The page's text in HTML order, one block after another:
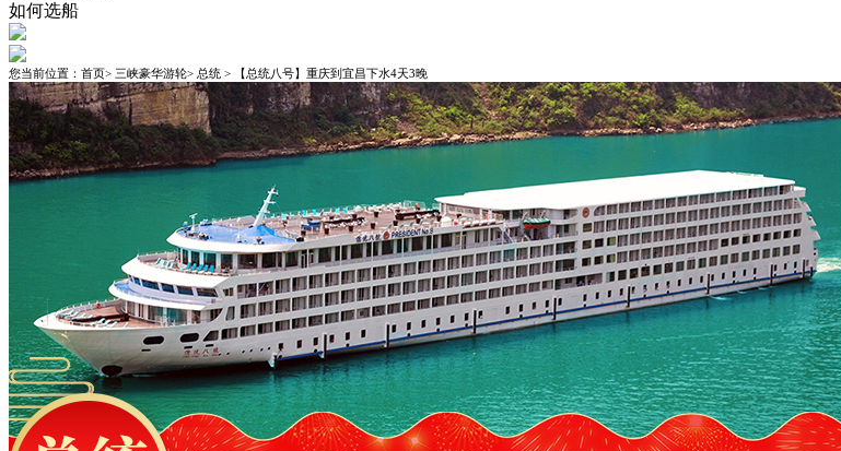
如何选船
您当前位置： 首页> 三峡豪华游轮> 总统 > 【总统八号】重庆到宜昌下水4天3晚